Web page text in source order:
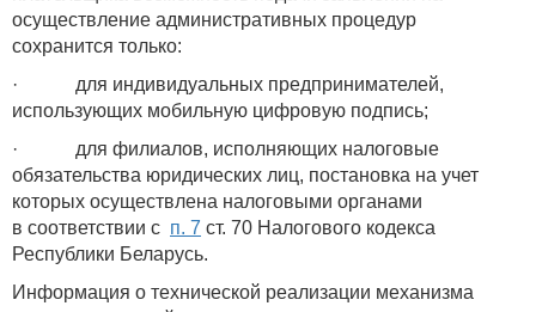
осуществление административных процедур
сохранится только:
· для индивидуальных предпринимателей,
использующих мобильную цифровую подпись;
· для филиалов, исполняющих налоговые
обязательства юридических лиц, постановка на учет
которых осуществлена налоговыми органами
в соответствии с п. 7 ст. 70 Налогового кодекса
Республики Беларусь.
Информация о технической реализации механизма